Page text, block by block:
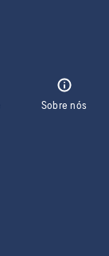
Sobre nós